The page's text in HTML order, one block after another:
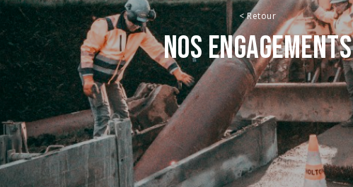
<Retour
Nos engagements